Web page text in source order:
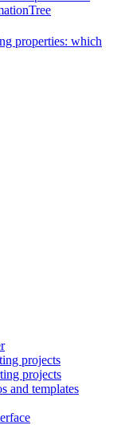
properties: which
projects
projects
and templates